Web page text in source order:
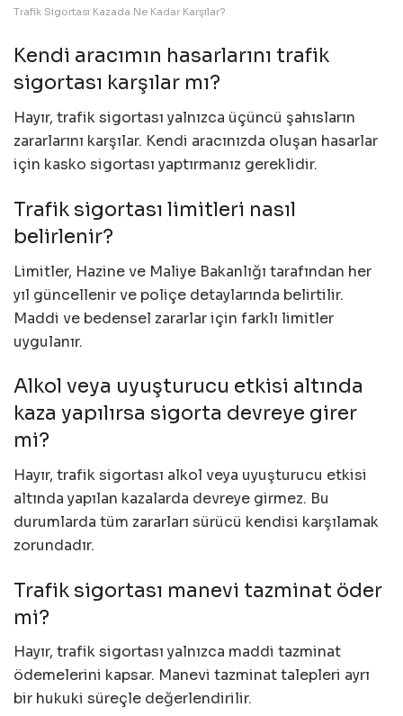
Trafik Sigortası Kazada Ne Kadar Karşılar?
Kendi aracımın hasarlarını trafik
sigortası karşılar mı?
Hayır, trafik sigortası yalnızca üçüncü şahısların
zararlarını karşılar. Kendi aracınızda oluşan hasarlar
için kasko sigortası yaptırmanız gereklidir.
Trafik sigortası limitleri nasıl
belirlenir?
Limitler, Hazine ve Maliye Bakanlığı tarafından her
yıl güncellenir ve poliçe detaylarında belirtilir.
Maddi ve bedensel zararlar için farklı limitler
uygulanır.
Alkol veya uyuşturucu etkisi altında
kaza yapılırsa sigorta devreye girer
mi?
Hayır, trafik sigortası alkol veya uyuşturucu etkisi
altında yapılan kazalarda devreye girmez. Bu
durumlarda tüm zararları sürücü kendisi karşılamak
zorundadır.
Trafik sigortası manevi tazminat öder
mi?
Hayır, trafik sigortası yalnızca maddi tazminat
ödemelerini kapsar. Manevi tazminat talepleri ayrı
bir hukuki süreçle değerlendirilir.